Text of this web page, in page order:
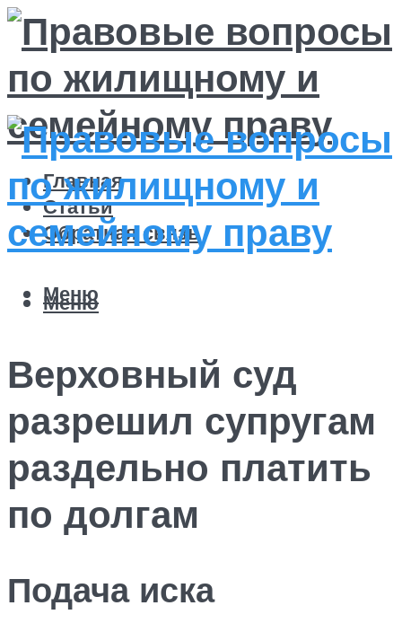
Главная
Статьи
Обратная связь
Меню
Меню
Верховный суд
разрешил супругам
раздельно платить
по долгам
Подача иска